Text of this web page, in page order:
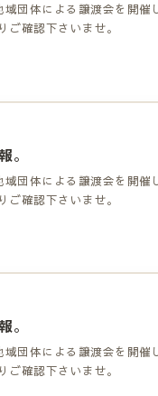
団体による譲渡会を開
確認下さいませ。
。
団体による譲渡会を開
確認下さいませ。
。
団体による譲渡会を開
確認下さいませ。